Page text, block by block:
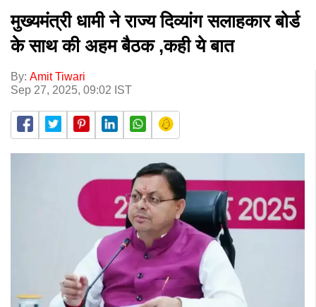
मुख्यमंत्री धामी ने राज्य दिव्यांग सलाहकार बोर्ड
के साथ की अहम बैठक ,कही ये बात
By: Amit Tiwari
Sep 27, 2025, 09:02 IST